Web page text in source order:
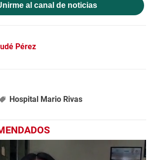
al canal de noticias
Pérez
Hospital Mario Rivas